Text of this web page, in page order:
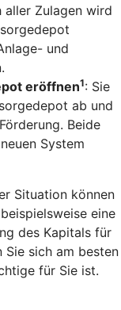
aller Zulagen wird
und
eröffnen1: Sie
ab und
Beide
System
Situation können
eine
des Kapitals für
Sie sich am besten
für Sie ist.